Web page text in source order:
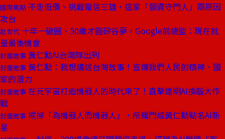
國際焦點 不走低價、挑戰電信三雄，這家「個資守門人」兩原因
攻台
壯世代 十年一破圈、50歲才圓矽谷夢，Google前總監：現在就
是最後機會
封面故事 黃仁勳AI台灣隊出列
封面故事 黃仁勳：我想講述台灣故事！宣傳我們人民的精神、國
家的潛力
封面故事 在元宇宙打造機器人的時代來了！直擊達明AI換腦大作
戰
封面故事 戒掉「為機器人而機器人」，所羅門成黃仁勳點名AI新
星